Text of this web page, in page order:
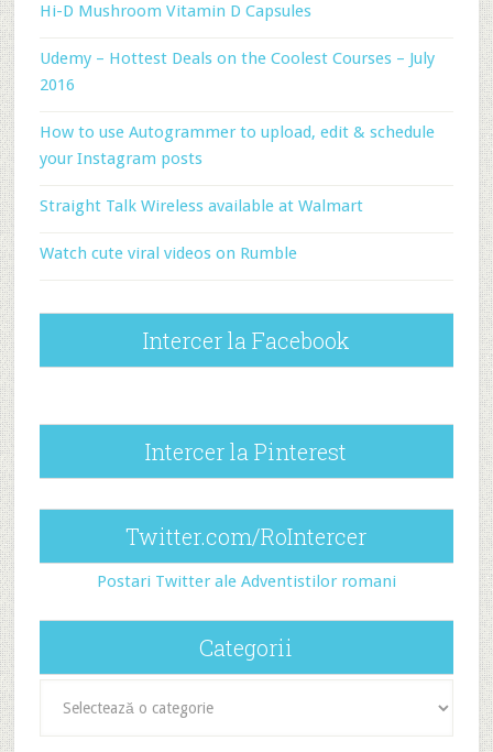
Hi-D Mushroom Vitamin D Capsules
Udemy – Hottest Deals on the Coolest Courses – July
2016
How to use Autogrammer to upload, edit & schedule
your Instagram posts
Straight Talk Wireless available at Walmart
Watch cute viral videos on Rumble
Intercer la Facebook
Intercer la Pinterest
Twitter.com/RoIntercer
Postari Twitter ale Adventistilor romani
Categorii